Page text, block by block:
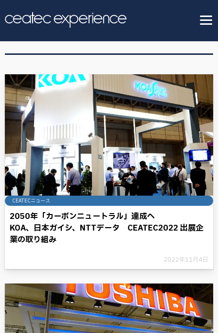
CEATECニュース
2050年「カーボンニュートラル」達成へ
KOA、日本ガイシ、NTTデータ CEATEC2022 出展企
業の取り組み
2022年11月4日